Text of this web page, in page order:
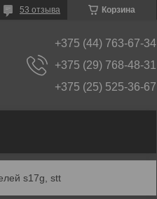
Корзина
53 отзыва
+375 (44) 763-67-34
+375 (29) 768-48-31
+375 (25) 525-36-67
s17g, stt